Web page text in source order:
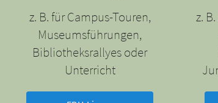
z. B. für Campus-Touren,
Museumsführungen,
Bibliotheksrallyes oder
Unterricht
z.